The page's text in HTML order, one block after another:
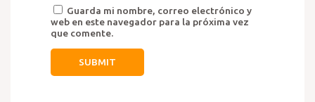
Guarda mi nombre, correo electrónico y
web en este navegador para la próxima vez
que comente.